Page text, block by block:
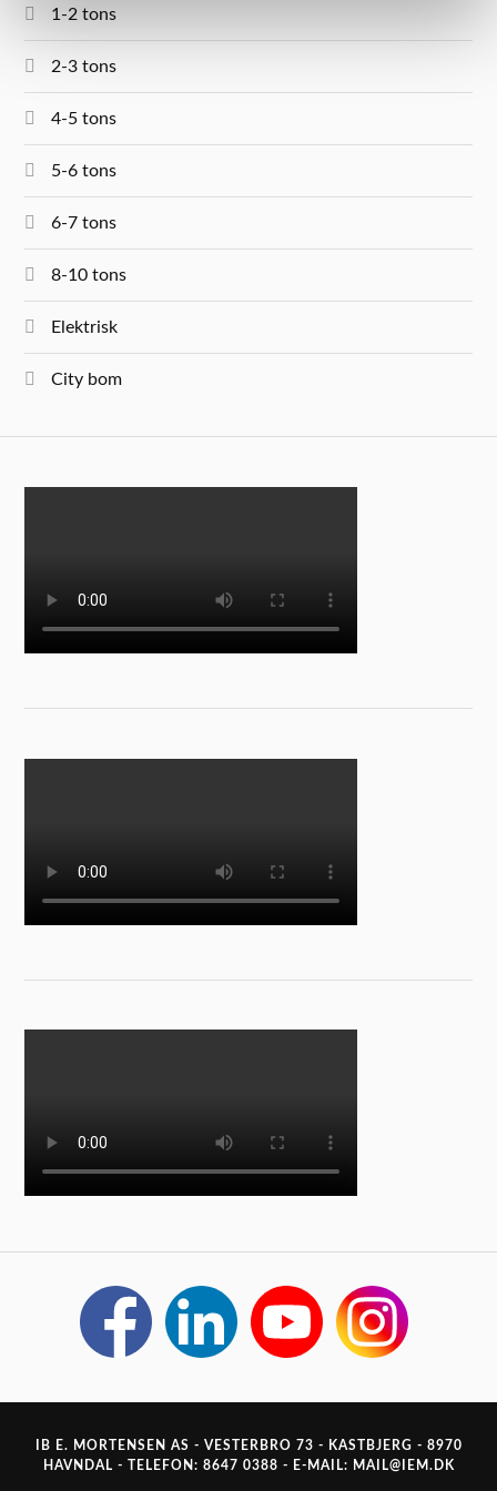
1-2 tons
2-3 tons
4-5 tons
5-6 tons
6-7 tons
8-10 tons
Elektrisk
City bom
IB E. MORTENSEN AS - VESTERBRO 73 - KASTBJERG - 8970
HAVNDAL - TELEFON: 8647 0388 - E-MAIL: MAIL@IEM.DK